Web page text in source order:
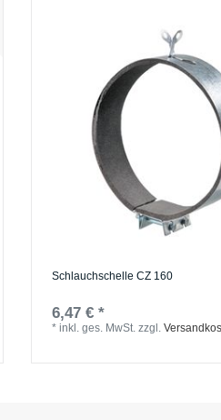
Schlauchschelle СZ 160
6,47 € *
*inkl. ges. MwSt. zzgl.